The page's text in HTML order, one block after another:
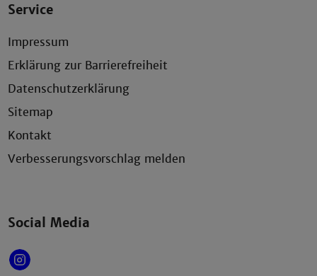
Service
Impressum
Erklärung zur Barrierefreiheit
Datenschutzerklärung
Sitemap
Kontakt
Verbesserungsvorschlag melden
Social Media